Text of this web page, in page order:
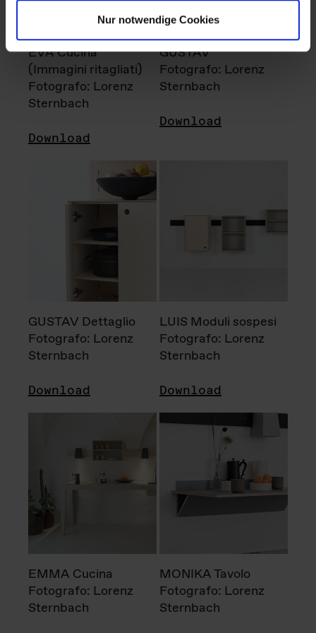
Nur notwendige Cookies
EVA Cucina
(Immagini ritagliati)
Fotografo: Lorenz
Sternbach
Download
GUSTAV
Fotografo: Lorenz
Sternbach
Download
GUSTAV Dettaglio
Fotografo: Lorenz
Sternbach
Download
LUIS Moduli sospesi
Fotografo: Lorenz
Sternbach
Download
EMMA Cucina
Fotografo: Lorenz
Sternbach
MONIKA Tavolo
Fotografo: Lorenz
Sternbach